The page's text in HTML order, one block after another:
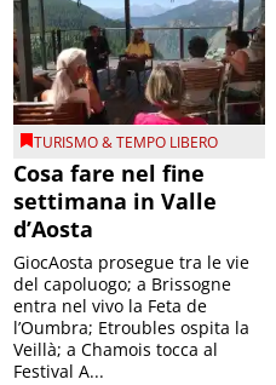
TURISMO & TEMPO LIBERO
Cosa fare nel fine
settimana in Valle
d’Aosta
GiocAosta prosegue tra le vie
del capoluogo; a Brissogne
entra nel vivo la Feta de
l’Oumbra; Etroubles ospita la
Veillà; a Chamois tocca al
Festival A...